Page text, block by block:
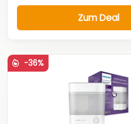
Zum Deal
-36%